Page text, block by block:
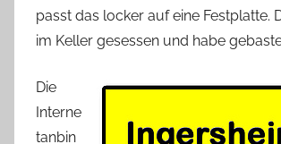
passt das locker auf eine Festplatte.
im Keller gesessen und habe
Die
Interne
tanbin